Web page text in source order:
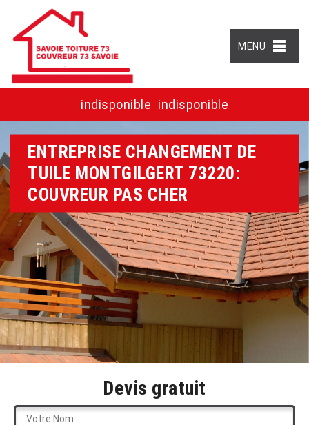
MENU
indisponible indisponible
ENTREPRISE CHANGEMENT DE
TUILE MONTGILGERT 73220:
COUVREUR PAS CHER
Devis gratuit